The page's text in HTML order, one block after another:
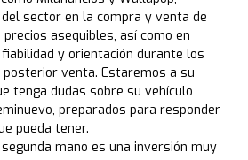
sector en la compra y venta de
asequibles, así como en
y orientación durante los
venta. Estaremos a su
tenga dudas sobre su vehículo
preparados para responder
pueda tener.
mano es una inversión muy